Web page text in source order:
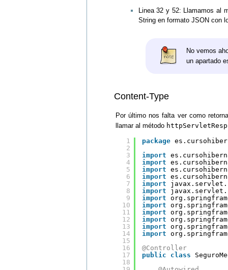
Linea 32 y 52: Llamamos al
String en formato JSON con
No vemos
un apartado
Content-Type
Por último nos falta ver como
llamar al método
1
2
3
4
5
6
7
8
9
10
11
12
13
14
15
16
17
18
package
import
import
import
import
import
import
import
import
import
import
import
import
@Controller
public
class